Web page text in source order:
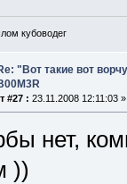
кубоводег
"Вот такие вот
#27 : 23.11.2008 12:11:03 »
нет,
))